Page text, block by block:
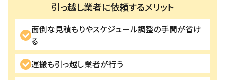
引っ越し業者に依頼するメリット
面倒な見積もりやスケジュール調整の手間が省け
る
運搬も引っ越し業者が行う